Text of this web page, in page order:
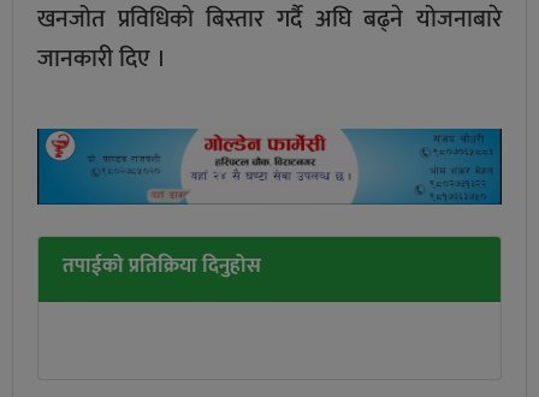
खनजोत प्रविधिको बिस्तार गर्दै अघि बढ्ने योजनाबारे
जानकारी दिए ।
तपाईको प्रतिक्रिया दिनुहोस